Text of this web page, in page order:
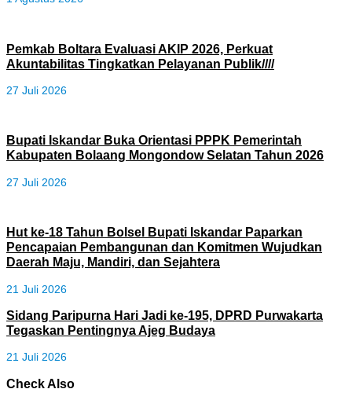
Pemkab Boltara Evaluasi AKIP 2026, Perkuat
Akuntabilitas Tingkatkan Pelayanan Publik////
27 Juli 2026
Bupati Iskandar Buka Orientasi PPPK Pemerintah
Kabupaten Bolaang Mongondow Selatan Tahun 2026
27 Juli 2026
Hut ke-18 Tahun Bolsel Bupati Iskandar Paparkan
Pencapaian Pembangunan dan Komitmen Wujudkan
Daerah Maju, Mandiri, dan Sejahtera
21 Juli 2026
Sidang Paripurna Hari Jadi ke-195, DPRD Purwakarta
Tegaskan Pentingnya Ajeg Budaya
21 Juli 2026
Check Also